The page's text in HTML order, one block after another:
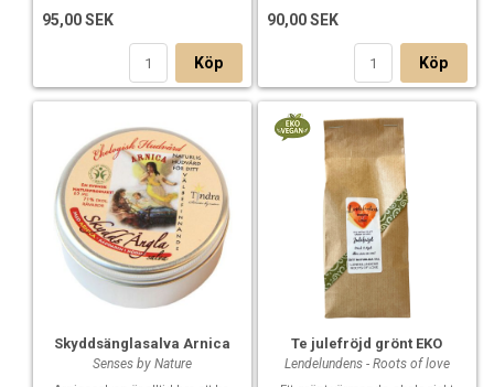
95,00 SEK
Köp
90,00 SEK
Köp
Skyddsänglasalva Arnica
Senses by Nature
Te julefröjd grönt EKO
Lendelundens - Roots of love